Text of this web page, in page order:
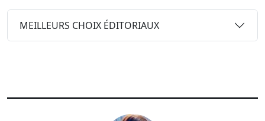
MEILLEURS CHOIX ÉDITORIAUX